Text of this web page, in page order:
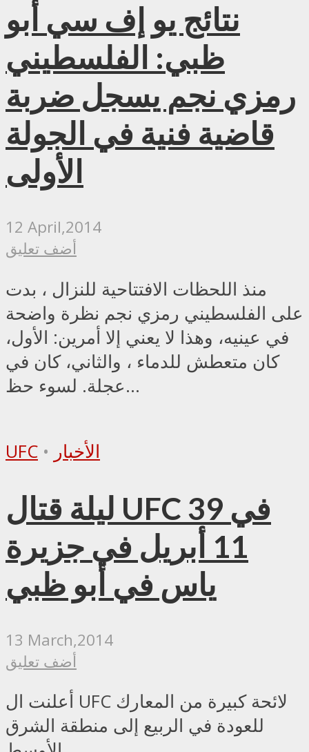
نتائج يو إف سي أبو
ظبي: الفلسطيني
رمزي نجم يسجل ضربة
قاضية فنية في الجولة
الأولى
12 April,2014
أضف تعليق
منذ اللحظات الافتتاحية للنزال ، بدت
على الفلسطيني رمزي نجم نظرة واضحة
في عينيه، وهذا لا يعني إلا أمرين: الأول،
كان متعطش للدماء ، والثاني، كان في
عجلة. لسوء حظ...
UFC • الأخبار
ليلة قتال UFC 39 في
11 أبريل في جزيرة
ياس في أبو ظبي
13 March,2014
أضف تعليق
أعلنت ال UFC لائحة كبيرة من المعارك
للعودة في الربيع إلى منطقة الشرق